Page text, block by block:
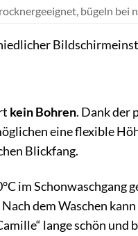
bügeln bei
kein Bohren. Dank der
eine flexible
Blickfang.
im Schonwaschgang
dem Waschen
lange schön und